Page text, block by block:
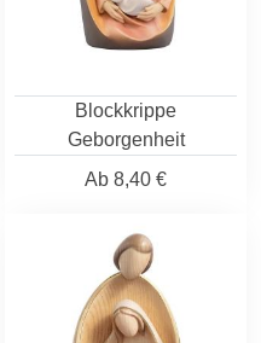
Blockkrippe
Geborgenheit
Ab 8,40 €